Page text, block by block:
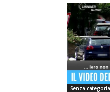
Senza categoria